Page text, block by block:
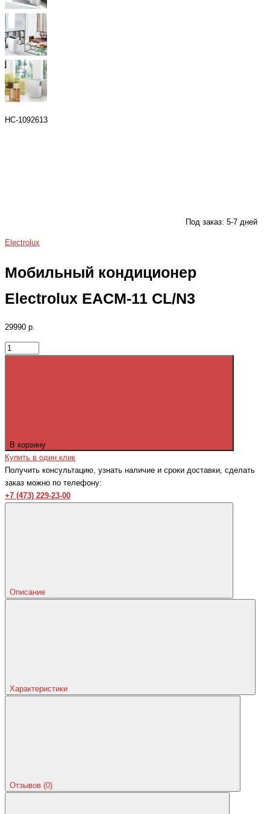
НС-1092613
Под заказ: 5-7 дней
Electrolux
Мобильный кондиционер
Electrolux EACM-11 CL/N3
29990 р.
В корзину
Купить в один клик
Получить консультацию, узнать наличие и сроки доставки, сделать
заказ можно по телефону:
+7 (473) 229-23-00
Описание
Характеристики
Отзывов (0)